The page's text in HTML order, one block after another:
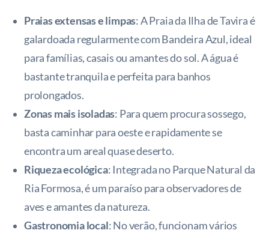
Praias extensas e limpas: A Praia da Ilha de Tavira é
galardoada regularmente com Bandeira Azul, ideal
para famílias, casais ou amantes do sol. A água é
bastante tranquila e perfeita para banhos
prolongados.
Zonas mais isoladas: Para quem procura sossego,
basta caminhar para oeste e rapidamente se
encontra um areal quase deserto.
Riqueza ecológica: Integrada no Parque Natural da
Ria Formosa, é um paraíso para observadores de
aves e amantes da natureza.
Gastronomia local: No verão, funcionam vários